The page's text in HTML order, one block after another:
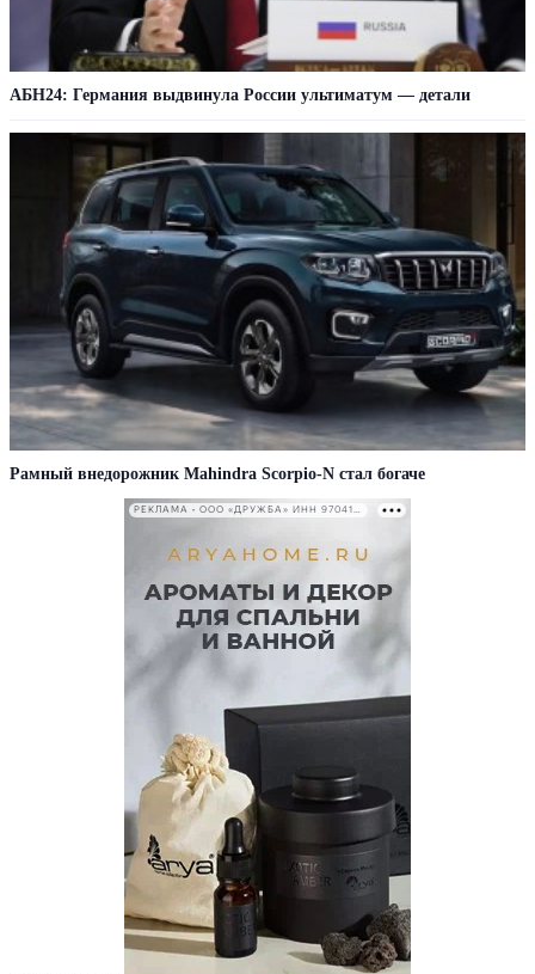
АБН24: Германия выдвинула России ультиматум — детали
Рамный внедорожник Mahindra Scorpio-N стал богаче
РЕКЛАМА • ООО «ДРУЖБА» ИНН 9704146411